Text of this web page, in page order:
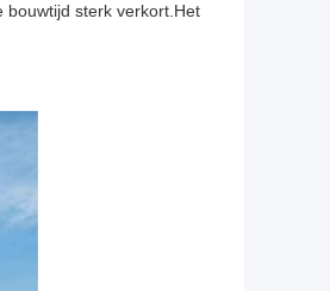
bouwtijd sterk verkort.Het